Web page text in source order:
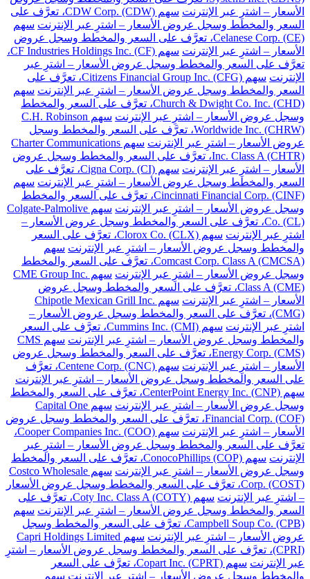
الأسعار – اشترِ عبر الإنترنت
سهم CDW Corp. (CDW)، تعرَّف على
السعر والمخطط وسجل عروض الأسعار – اشترِ عبر الإنترنت سهم
Celanese Corp. (CE)، تعرَّف على السعر والمخطط وسجل عروض
الأسعار – اشترِ عبر الإنترنت
سهم CF Industries Holdings Inc. (CF)،
تعرَّف على السعر والمخطط وسجل عروض الأسعار – اشترِ عبر
الإنترنت
سهم Citizens Financial Group Inc. (CFG)، تعرَّف على
السعر والمخطط وسجل عروض الأسعار – اشترِ عبر الإنترنت سهم
Church & Dwight Co. Inc. (CHD)، تعرَّف على السعر والمخطط
وسجل عروض الأسعار – اشترِ عبر الإنترنت
سهم C.H. Robinson
Worldwide Inc. (CHRW)، تعرَّف على السعر والمخطط وسجل
عروض الأسعار – اشترِ عبر الإنترنت
سهم Charter Communications
Inc. Class A (CHTR)، تعرَّف على السعر والمخطط وسجل عروض
الأسعار – اشترِ عبر الإنترنت
سهم Cigna Corp. (CI)، تعرَّف على
السعر والمخطط وسجل عروض الأسعار – اشترِ عبر الإنترنت سهم
Cincinnati Financial Corp. (CINF)، تعرَّف على السعر والمخطط
وسجل عروض الأسعار – اشترِ عبر الإنترنت
سهم Colgate-Palmolive
Co. (CL)، تعرَّف على السعر والمخطط وسجل عروض الأسعار –
اشترِ عبر الإنترنت
سهم Clorox Co. (CLX)، تعرَّف على السعر
والمخطط وسجل عروض الأسعار – اشترِ عبر الإنترنت سهم
Comcast Corp. Class A (CMCSA)، تعرَّف على السعر والمخطط
وسجل عروض الأسعار – اشترِ عبر الإنترنت
سهم CME Group Inc.
Class A (CME)، تعرَّف على السعر والمخطط وسجل عروض
الأسعار – اشترِ عبر الإنترنت
سهم Chipotle Mexican Grill Inc.
(CMG)، تعرَّف على السعر والمخطط وسجل عروض الأسعار –
اشترِ عبر الإنترنت
سهم Cummins Inc. (CMI)، تعرَّف على السعر
والمخطط وسجل عروض الأسعار – اشترِ عبر الإنترنت
سهم CMS
Energy Corp. (CMS)، تعرَّف على السعر والمخطط وسجل عروض
الأسعار – اشترِ عبر الإنترنت
سهم Centene Corp. (CNC)، تعرَّف
على السعر والمخطط وسجل عروض الأسعار – اشترِ عبر الإنترنت
سهم CenterPoint Energy Inc. (CNP)، تعرَّف على السعر والمخطط
وسجل عروض الأسعار – اشترِ عبر الإنترنت
سهم Capital One
Financial Corp. (COF)، تعرَّف على السعر والمخطط وسجل عروض
الأسعار – اشترِ عبر الإنترنت
سهم Cooper Companies Inc. (COO)،
تعرَّف على السعر والمخطط وسجل عروض الأسعار – اشترِ عبر
الإنترنت
سهم ConocoPhillips (COP)، تعرَّف على السعر والمخطط
وسجل عروض الأسعار – اشترِ عبر الإنترنت
سهم Costco Wholesale
Corp. (COST)، تعرَّف على السعر والمخطط وسجل عروض الأسعار
– اشترِ عبر الإنترنت
سهم Coty Inc. Class A (COTY)، تعرَّف على
السعر والمخطط وسجل عروض الأسعار – اشترِ عبر الإنترنت سهم
Campbell Soup Co. (CPB)، تعرَّف على السعر والمخطط وسجل
عروض الأسعار – اشترِ عبر الإنترنت
سهم Capri Holdings Limited
(CPRI)، تعرَّف على السعر والمخطط وسجل عروض الأسعار – اشترِ
عبر الإنترنت
سهم Copart Inc. (CPRT)، تعرَّف على السعر
والمخطط وسجل عروض الأسعار – اشترِ عبر الإنترنت سهم